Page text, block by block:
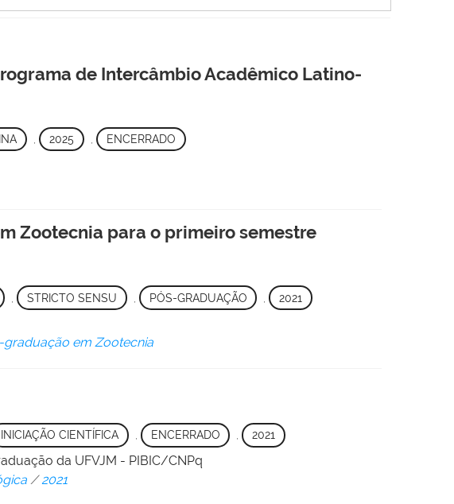
de Intercâmbio Acadêmico Latino-
, 2025 ENCERRADO
Zootecnia para o primeiro semestre
STRICTO SENSU PÓS-GRADUAÇÃO , 2021
em Zootecnia
INICIAÇÃO CIENTÍFICA , ENCERRADO , 2021
da UFVJM - PIBIC/CNPq
/2021